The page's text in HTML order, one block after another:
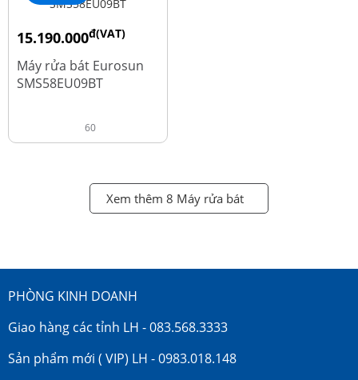
15.190.000đ(VAT)
18.990.000
Máy rửa bát Eurosun
SMS58EU09BT
60
Xem thêm 8 Máy rửa bát
PHÒNG KINH DOANH
Giao hàng các tỉnh LH - 083.568.3333
Sản phẩm mới ( VIP) LH - 0983.018.148